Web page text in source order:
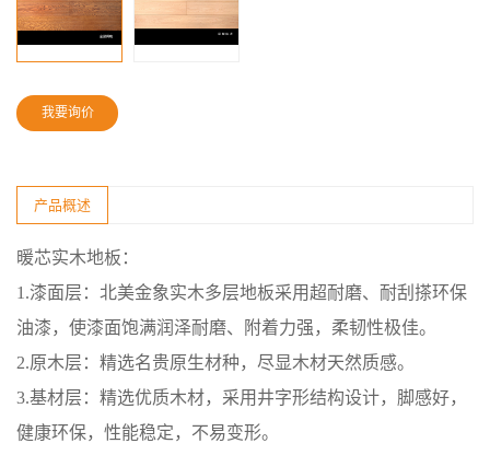
我要询价
产品概述
暖芯实木地板：
1.漆面层：北美金象实木多层地板采用超耐磨、耐刮搽环保
油漆，使漆面饱满润泽耐磨、附着力强，柔韧性极佳。
2.原木层：精选名贵原生材种，尽显木材天然质感。
3.基材层：精选优质木材，采用井字形结构设计，脚感好，
健康环保，性能稳定，不易变形。